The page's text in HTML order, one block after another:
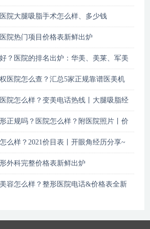
院大腿吸脂手术怎么样、多少钱
院热门项目价格表新鲜出炉
？医院的排名出炉：华美、美莱、军美
医院怎么查？汇总5家正规靠谱医美机
院怎么样？变美电话热线丨大腿吸脂经
正规吗？医院怎么样？附医院照片丨价
么样？2021价目表丨开眼角经历分享~
外科完整价格表新鲜出炉
容怎么样？整形医院电话&价格表全新